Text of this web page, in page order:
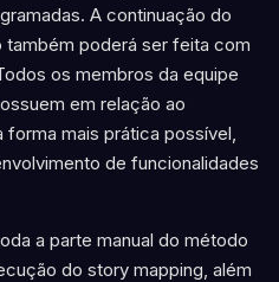
A continuação do
poderá ser feita com
os membros da equipe
em relação ao
mais prática possível,
de funcionalidades
a parte manual do método
do story mapping, além